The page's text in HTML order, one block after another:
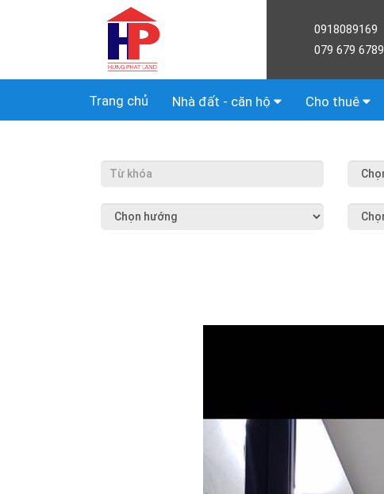
0918089169
079 679 6789
Trang chủ Nhà đất - căn hộ Cho thuê